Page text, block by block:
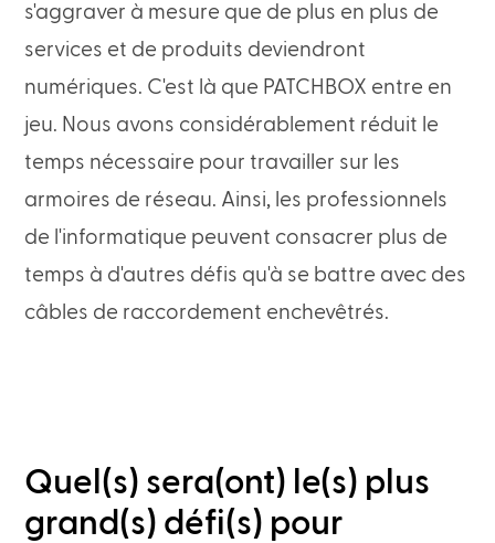
s'aggraver à mesure que de plus en plus de
services et de produits deviendront
numériques. C'est là que PATCHBOX entre en
jeu. Nous avons considérablement réduit le
temps nécessaire pour travailler sur les
armoires de réseau. Ainsi, les professionnels
de l'informatique peuvent consacrer plus de
temps à d'autres défis qu'à se battre avec des
câbles de raccordement enchevêtrés.
Quel(s) sera(ont) le(s) plus
grand(s) défi(s) pour